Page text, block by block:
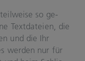
so ge­
Text­da­tei­en, die
und die Ihr
wer­den nur für